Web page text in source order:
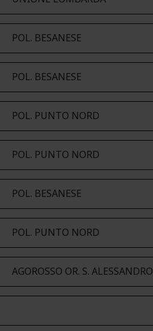
POL. BESANESE
POL. BESANESE
POL. PUNTO NORD
POL. PUNTO NORD
POL. BESANESE
POL. PUNTO NORD
AGOROSSO OR. S. ALESSANDRO